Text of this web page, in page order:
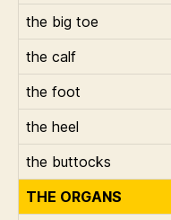
the big toe
the calf
the foot
the heel
the buttocks
THE ORGANS